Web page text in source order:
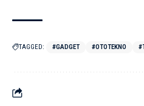
TAGGED: #GADGET #OTOTEKNO